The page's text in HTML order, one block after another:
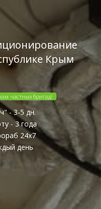
Крым
частных бригад!
- 3-5 дн.
- 3 года
24x7
день